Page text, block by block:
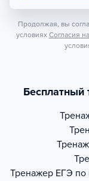
Продолжая, вы
условиях Согласия
Бесплатный
Тренажер ЕГЭ по